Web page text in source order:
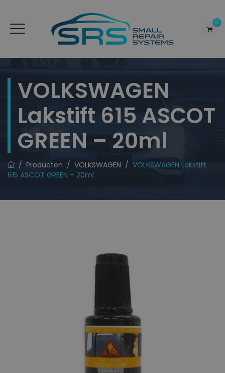
0
VOLKSWAGEN
Lakstift 615 ASCOT
GREEN – 20ml
/ Producten / VOLKSWAGEN / VOLKSWAGEN Lakstift
615 ASCOT GREEN – 20ml